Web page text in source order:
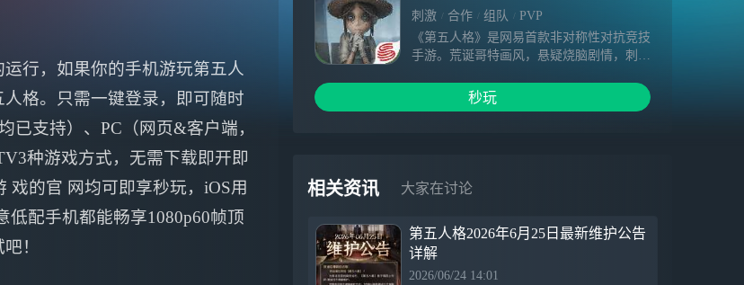
行，如果你的手机游玩第五人
格。只需一键登录，即可随时
已支持）、PC（网页&客户端，
种游戏方式，无需下载即开即
的官 网均可即享秒玩，iOS用
低配手机都能畅享1080p60帧顶
！
刺激 合作 组队
PVP
《第五人格》是网易首款非对称性对抗竞技
手游。荒诞哥特画风，悬疑烧脑剧情，刺激
戏体验。玩家将扮演侦探奥尔菲斯，在收到
一封神秘的委托信后，进入恶名昭著的庄园
演监管者或求生者，展开激烈的对抗。而在
调查的过程，无限接近事实时，却发现越来
秒玩
相关资讯 大家在讨论
第五人格2026年6月25日最新维护公告
详解
2026/06/24 14:01